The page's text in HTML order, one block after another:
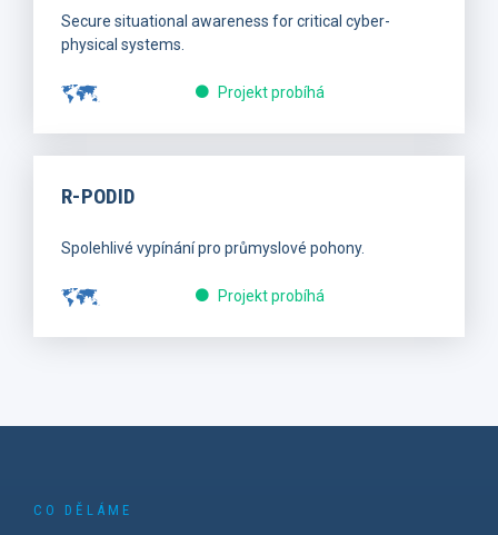
Secure situational awareness for critical cyber-
physical systems.
Projekt probíhá
R-PODID
Spolehlivé vypínání pro průmyslové pohony.
Projekt probíhá
CO DĚLÁME